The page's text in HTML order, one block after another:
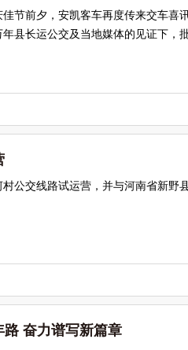
节前夕，安凯客车再度传来交车喜
县长运公交及当地媒体的见证下，
公交线路试运营，并与河南省新野
奋力谱写新篇章